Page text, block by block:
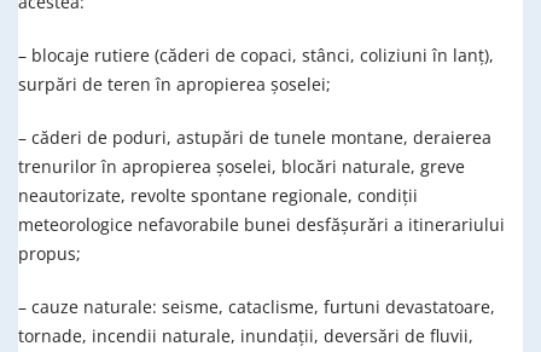
– blocaje rutiere (căderi de copaci, stânci, coliziuni în lanț),
surpări de teren în apropierea șoselei;
– căderi de poduri, astupări de tunele montane, deraierea
trenurilor în apropierea șoselei, blocări naturale, greve
neautorizate, revolte spontane regionale, condiții
meteorologice nefavorabile bunei desfășurări a itinerariului
propus;
– cauze naturale: seisme, cataclisme, furtuni devastatoare,
tornade, incendii naturale, inundații, deversări de fluvii,